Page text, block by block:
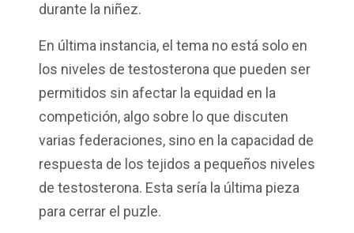
durante la niñez.
En última instancia, el tema no está solo en
los niveles de testosterona que pueden ser
permitidos sin afectar la equidad en la
competición, algo sobre lo que discuten
varias federaciones, sino en la capacidad de
respuesta de los tejidos a pequeños niveles
de testosterona. Esta sería la última pieza
para cerrar el puzle.